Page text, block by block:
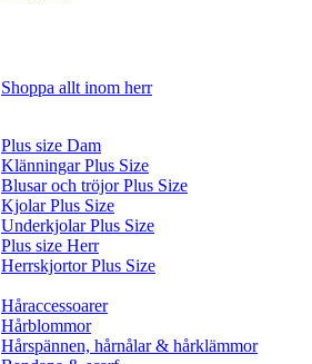
Shoppa allt inom herr
Plus size Dam
Klänningar Plus Size
Blusar och tröjor Plus Size
Kjolar Plus Size
Underkjolar Plus Size
Plus size Herr
Herrskjortor Plus Size
Håraccessoarer
Hårblommor
Hårspännen, hårnålar & hårklämmor